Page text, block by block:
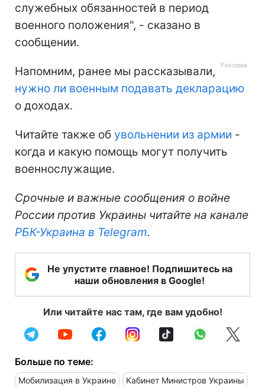
служебных обязанностей в период
военного положения", - сказано в
сообщении.
Напомним, ранее мы рассказывали,
нужно ли военным подавать декларацию
о доходах.
Читайте также об увольнении из армии -
когда и какую помощь могут получить
военнослужащие.
Срочные и важные сообщения о войне
России против Украины читайте на канале
РБК-Украина в Telegram.
Не упустите главное! Подпишитесь на
наши обновления в Google!
Или читайте нас там, где вам удобно!
Больше по теме:
Мобилизация в Украине Кабинет Министров Украины